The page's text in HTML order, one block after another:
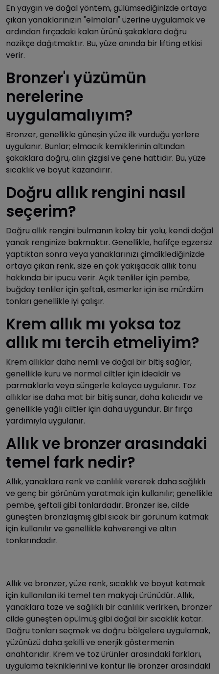
En yaygın ve doğal yöntem, gülümsediğinizde ortaya
çıkan yanaklarınızın "elmaları" üzerine uygulamak ve
ardından fırçadaki kalan ürünü şakaklara doğru
nazikçe dağıtmaktır. Bu, yüze anında bir lifting etkisi
verir.
Bronzer'ı yüzümün
nerelerine
uygulamalıyım?
Bronzer, genellikle güneşin yüze ilk vurduğu yerlere
uygulanır. Bunlar; elmacık kemiklerinin altından
şakaklara doğru, alın çizgisi ve çene hattıdır. Bu, yüze
sıcaklık ve boyut kazandırır.
Doğru allık rengini nasıl
seçerim?
Doğru allık rengini bulmanın kolay bir yolu, kendi doğal
yanak renginize bakmaktır. Genellikle, hafifçe egzersiz
yaptıktan sonra veya yanaklarınızı çimdiklediğinizde
ortaya çıkan renk, size en çok yakışacak allık tonu
hakkında bir ipucu verir. Açık tenliler için pembe,
buğday tenliler için şeftali, esmerler için ise mürdüm
tonları genellikle iyi çalışır.
Krem allık mı yoksa toz
allık mı tercih etmeliyim?
Krem allıklar daha nemli ve doğal bir bitiş sağlar,
genellikle kuru ve normal ciltler için idealdir ve
parmaklarla veya süngerle kolayca uygulanır. Toz
allıklar ise daha mat bir bitiş sunar, daha kalıcıdır ve
genellikle yağlı ciltler için daha uygundur. Bir fırça
yardımıyla uygulanır.
Allık ve bronzer arasındaki
temel fark nedir?
Allık, yanaklara renk ve canlılık vererek daha sağlıklı
ve genç bir görünüm yaratmak için kullanılır; genellikle
pembe, şeftali gibi tonlardadır. Bronzer ise, cilde
güneşten bronzlaşmış gibi sıcak bir görünüm katmak
için kullanılır ve genellikle kahverengi ve altın
tonlarındadır.
Allık ve bronzer, yüze renk, sıcaklık ve boyut katmak
için kullanılan iki temel ten makyajı ürünüdür. Allık,
yanaklara taze ve sağlıklı bir canlılık verirken, bronzer
cilde güneşten öpülmüş gibi doğal bir sıcaklık katar.
Doğru tonları seçmek ve doğru bölgelere uygulamak,
yüzünüzü daha şekilli ve enerjik göstermenin
anahtarıdır. Krem ve toz ürünler arasındaki farkları,
uygulama tekniklerini ve kontür ile bronzer arasındaki